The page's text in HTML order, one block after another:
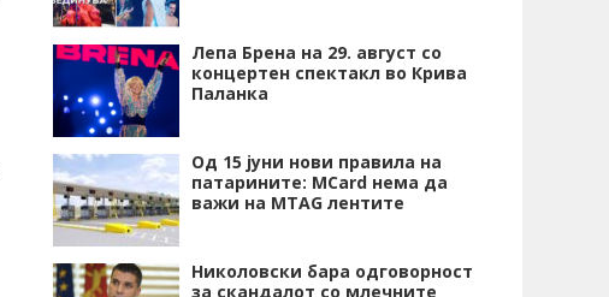
Лепа Брена на 29. август со
концертен спектакл во Крива
Паланка
Од 15 јуни нови правила на
патарините: MCard нема да
важи на MTAG лентите
Николовски бара одговорност
за скандалот со млечните